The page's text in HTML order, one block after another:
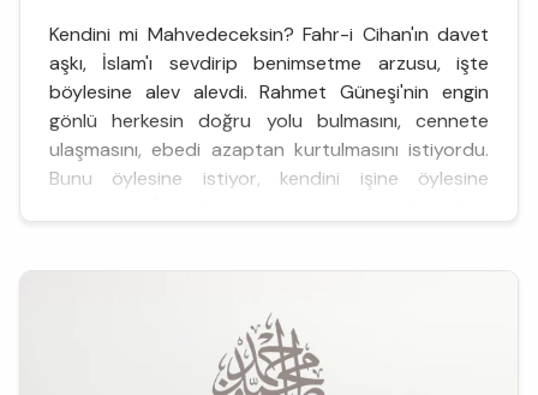
Kendini mi Mahvedeceksin? Fahr-i Cihan'ın davet
aşkı, İslam'ı sevdirip benimsetme arzusu, işte
böylesine alev alevdi. Rahmet Güneşi'nin engin
gönlü herkesin doğru yolu bulmasını, cennete
ulaşmasını, ebedi azaptan kurtulmasını istiyordu.
Bunu öylesine istiyor, kendini işine öylesine